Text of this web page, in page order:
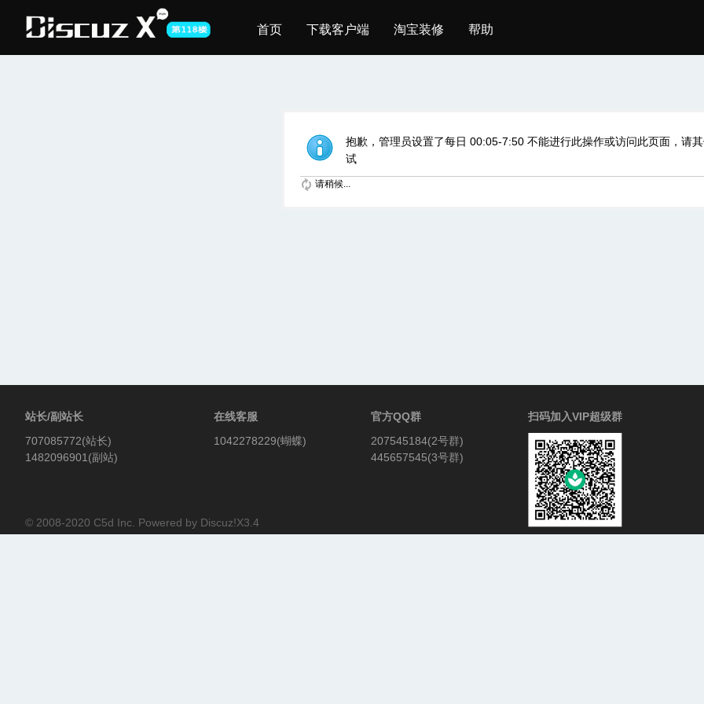
首页 下载客户端 淘宝装修 帮助
抱歉，管理员设置了每日 00:05-7:50 不能进行此操作或访问此页面，请
试
请稍候...
站长/副站长
707085772(站长)
1482096901(副站)
在线客服
1042278229(蝴蝶)
官方QQ群
207545184(2号群)
445657545(3号群)
扫码加入VIP超级群
© 2008-2020 C5d Inc. Powered by Discuz!X3.4